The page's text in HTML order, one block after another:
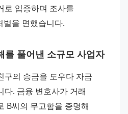
로 입증하며 조사를
벌을 면했습니다.
를 풀어낸 소규모 사업자
구의 송금을 도우다 자금
다. 금융 변호사가 거래
B씨의 무고함을 증명해